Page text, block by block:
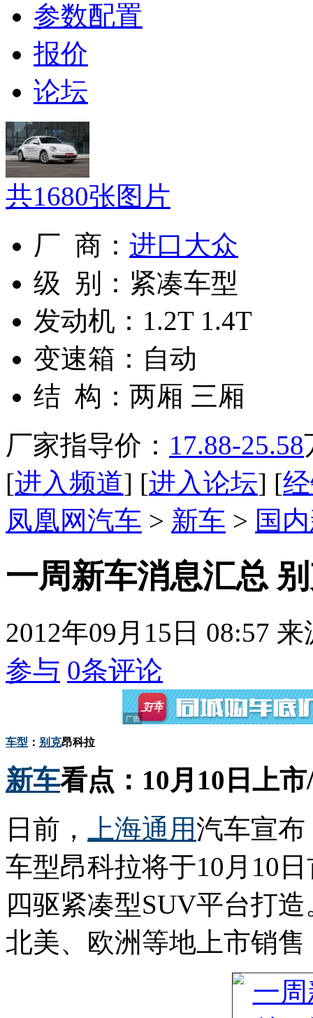
参数配置
报价
论坛
共1680张图片
厂 商： 进口大众
级 别： 紧凑车型
发动机： 1.2T 1.4T
变速箱： 自动
结 构： 两厢 三厢
厂家指导价： 17.88-25.58
[进入频道] [进入论坛] [
凤凰网汽车 > 新车 > 国
一周新车消息汇总
2012年09月15日 08:57 来
参与 0条评论
车型 ： 别克昂科拉
新车看点：10月10日上
日前，
上海通用汽车宣
车型昂科拉将于10月10
四驱紧凑型SUV平台打
北美、欧洲等地上市销